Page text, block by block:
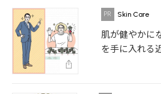
Skin Care
肌が健やかに
を手に入れる